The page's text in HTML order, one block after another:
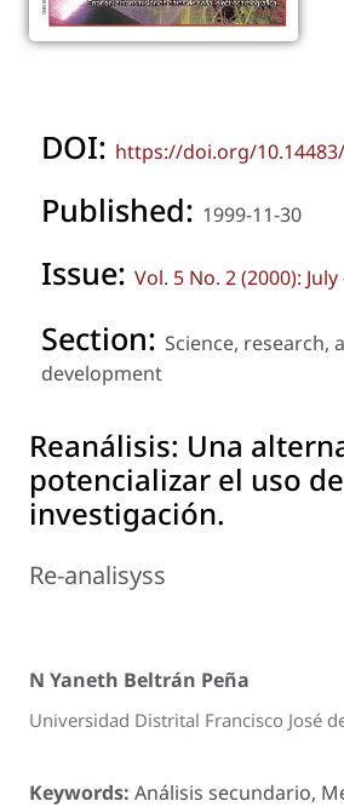
DOI: https://doi.org/
Published: 1999-11-30
Issue: Vol. 5 No. 2 (2000):
Section: Science, research,
development
Reanálisis: Una
potencializar el uso
investigación.
Re-analisyss
N Yaneth Beltrán Peña
Universidad Distrital Francisco José
Keywords: Análisis secundario,